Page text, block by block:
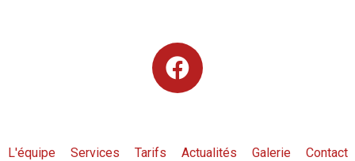
L'équipe Services Tarifs Actualités Galerie Contact